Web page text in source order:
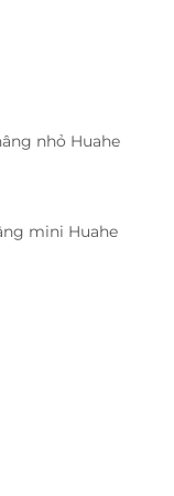
nhỏ Huahe
mini Huahe